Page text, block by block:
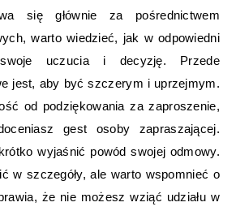
się głównie za pośrednictwem
warto wiedzieć, jak w odpowiedni
uczucia i decyzję. Przede
jest, aby być szczerym i uprzejmym.
od podziękowania za zaproszenie,
gest osoby zapraszającej.
wyjaśnić powód swojej odmowy.
w szczegóły, ale warto wspomnieć o
że nie możesz wziąć udziału w